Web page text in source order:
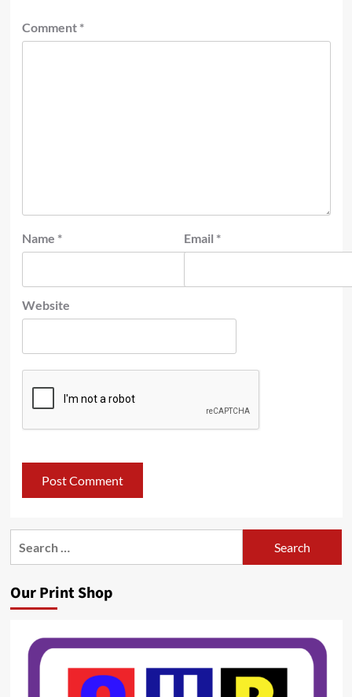
Comment *
Name * Email *
Website
Our Print Shop